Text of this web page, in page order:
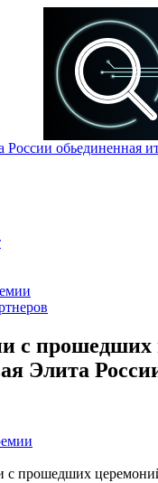
России обьединенная
с прошедших
Элита
с прошедших